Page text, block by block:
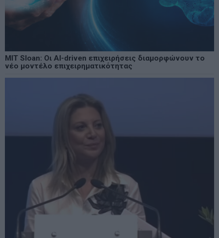
MIT Sloan: Οι AI-driven επιχειρήσεις διαμορφώνουν το
νέο μοντέλο επιχειρηματικότητας